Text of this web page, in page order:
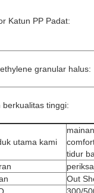
Katun PP Padat:
granular halus:
berkualitas tinggi:
utama kami
tidur
Out